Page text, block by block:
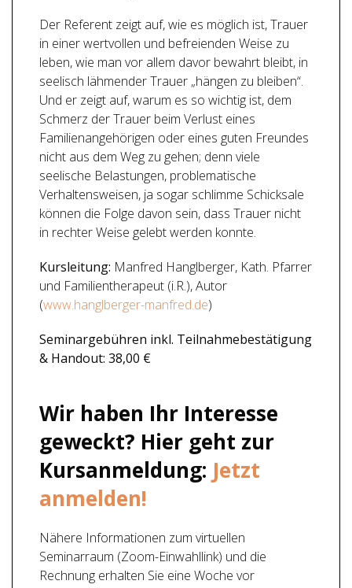
Der Referent zeigt auf, wie es möglich ist, Trauer
in einer wertvollen und befreienden Weise zu
leben, wie man vor allem davor bewahrt bleibt, in
seelisch lähmender Trauer „hängen zu bleiben“.
Und er zeigt auf, warum es so wichtig ist, dem
Schmerz der Trauer beim Verlust eines
Familienangehörigen oder eines guten Freundes
nicht aus dem Weg zu gehen; denn viele
seelische Belastungen, problematische
Verhaltensweisen, ja sogar schlimme Schicksale
können die Folge davon sein, dass Trauer nicht
in rechter Weise gelebt werden konnte.
Kursleitung: Manfred Hanglberger, Kath. Pfarrer
und Familientherapeut (i.R.), Autor
(www.hanglberger-manfred.de)
Seminargebühren inkl. Teilnahmebestätigung
& Handout: 38,00 €
Wir haben Ihr Interesse
geweckt? Hier geht zur
Kursanmeldung: Jetzt
anmelden!
Nähere Informationen zum virtuellen
Seminarraum (Zoom-Einwahllink) und die
Rechnung erhalten Sie eine Woche vor